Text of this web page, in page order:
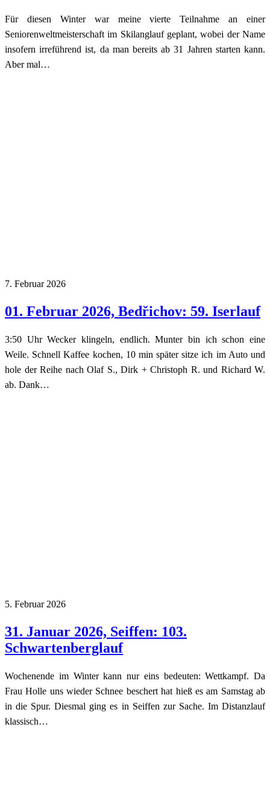
Für diesen Winter war meine vierte Teilnahme an einer
Seniorenweltmeisterschaft im Skilanglauf geplant, wobei der Name
insofern irreführend ist, da man bereits ab 31 Jahren starten kann.
Aber mal…
7. Februar 2026
01. Februar 2026, Bedřichov: 59. Iserlauf
3:50 Uhr Wecker klingeln, endlich. Munter bin ich schon eine
Weile. Schnell Kaffee kochen, 10 min später sitze ich im Auto und
hole der Reihe nach Olaf S., Dirk + Christoph R. und Richard W.
ab. Dank…
5. Februar 2026
31. Januar 2026, Seiffen: 103.
Schwartenberglauf
Wochenende im Winter kann nur eins bedeuten: Wettkampf. Da
Frau Holle uns wieder Schnee beschert hat hieß es am Samstag ab
in die Spur. Diesmal ging es in Seiffen zur Sache. Im Distanzlauf
klassisch…